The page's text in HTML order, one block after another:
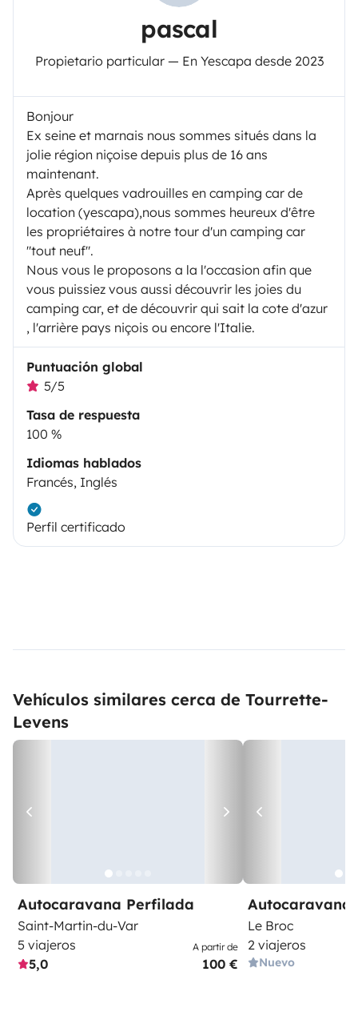
pascal
Propietario particular — En Yescapa desde 2023
Bonjour
Ex seine et marnais nous sommes situés dans la
jolie région niçoise depuis plus de 16 ans
maintenant.
Après quelques vadrouilles en camping car de
location (yescapa),nous sommes heureux d'être
les propriétaires à notre tour d'un camping car
"tout neuf".
Nous vous le proposons a la l'occasion afin que
vous puissiez vous aussi découvrir les joies du
camping car, et de découvrir qui sait la cote d'azur
, l'arrière pays niçois ou encore l'Italie.
Puntuación global
5/5
Tasa de respuesta
100 %
Idiomas hablados
Francés, Inglés
Perfil certificado
Vehículos similares cerca de Tourrette-
Levens
Autocaravana Perfilada
Saint-Martin-du-Var
5 viajeros
5,0
A partir de
100 €
Autocaravana
Le Broc
2 viajeros
Nuevo